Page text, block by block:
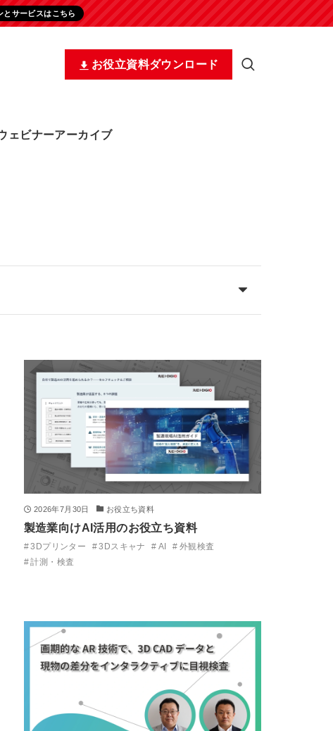
とサービスはこちら
お役立資料ダウンロード
ェビナーアーカイブ
2026年7月30日 お役立ち資料
製造業向けAI活用のお役立ち資料
3Dプリンター 3Dスキャナ AI
外観検査
計測・検査